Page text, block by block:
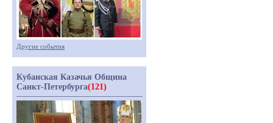
Другие события
Кубанская Казачья Община
Санкт-Петербурга(121)